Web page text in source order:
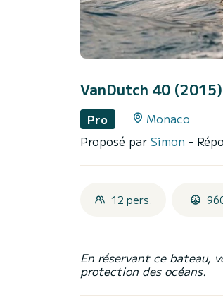
VanDutch 40 (2015)
Pro
Monaco
Proposé par Simon -
12 pers.
En réservant ce bateau,
protection des océans.